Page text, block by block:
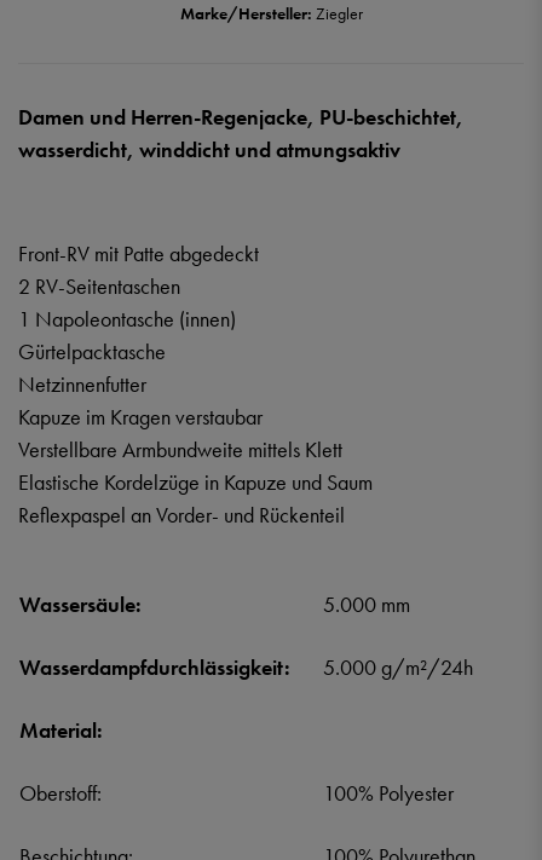
Marke/Hersteller: Ziegler
Damen und Herren-Regenjacke, PU-beschichtet,
wasserdicht, winddicht und atmungsaktiv
Front-RV mit Patte abgedeckt
2 RV-Seitentaschen
1 Napoleontasche (innen)
Gürtelpacktasche
Netzinnenfutter
Kapuze im Kragen verstaubar
Verstellbare Armbundweite mittels Klett
Elastische Kordelzüge in Kapuze und Saum
Reflexpaspel an Vorder- und Rückenteil
Wassersäule: 5.000 mm
Wasserdampfdurchlässigkeit: 5.000 g/m²/24h
Material:
Oberstoff: 100% Polyester